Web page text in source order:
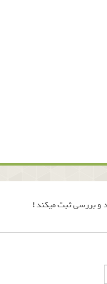
و بررسی ثبت میکند !